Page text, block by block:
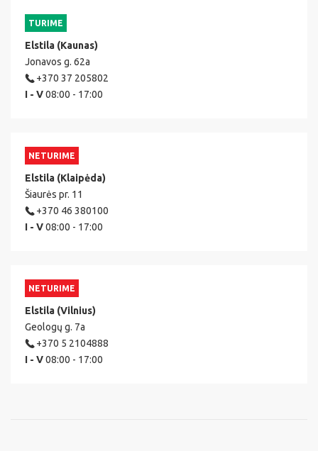
TURIME
Elstila (Kaunas)
Jonavos g. 62a
+370 37 205802
I - V08:00 - 17:00
NETURIME
Elstila (Klaipėda)
Šiaurės pr. 11
+370 46 380100
I - V08:00 - 17:00
NETURIME
Elstila (Vilnius)
Geologų g. 7a
+370 5 2104888
I - V08:00 - 17:00